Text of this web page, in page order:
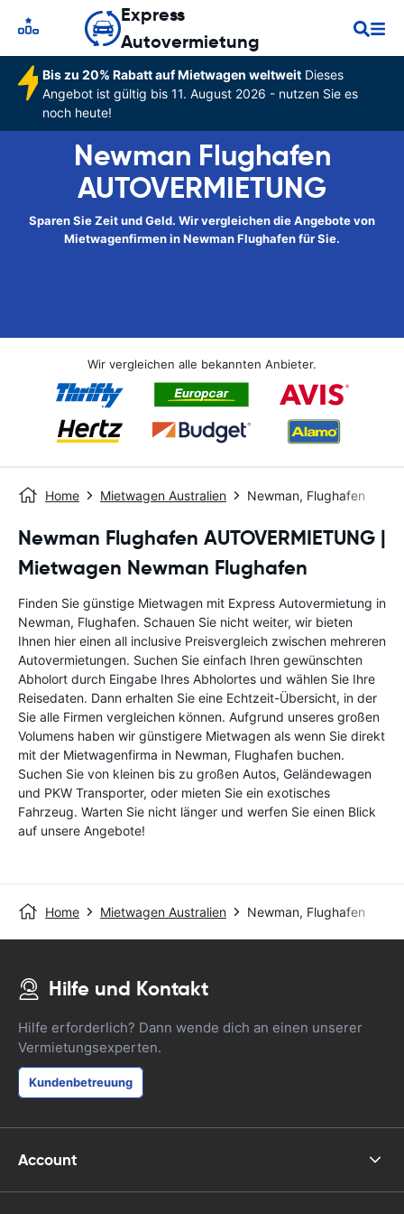
Express
Autovermietung
Bis zu 20% Rabatt auf Mietwagen weltweitDieses
Angebot ist gültig bis 11. August 2026 - nutzen Sie es
noch heute!
Newman Flughafen
AUTOVERMIETUNG
Sparen Sie Zeit und Geld. Wir vergleichen die Angebote von
Mietwagenfirmen in Newman Flughafen für Sie.
Wir vergleichen alle bekannten Anbieter.
Home Mietwagen Australien Newman, Flughafen
Newman Flughafen AUTOVERMIETUNG |
Mietwagen Newman Flughafen
Finden Sie günstige Mietwagen mit Express Autovermietung in
Newman, Flughafen. Schauen Sie nicht weiter, wir bieten
Ihnen hier einen all inclusive Preisvergleich zwischen mehreren
Autovermietungen. Suchen Sie einfach Ihren gewünschten
Abholort durch Eingabe Ihres Abholortes und wählen Sie Ihre
Reisedaten. Dann erhalten Sie eine Echtzeit-Übersicht, in der
Sie alle Firmen vergleichen können. Aufgrund unseres großen
Volumens haben wir günstigere Mietwagen als wenn Sie direkt
mit der Mietwagenfirma in Newman, Flughafen buchen.
Suchen Sie von kleinen bis zu großen Autos, Geländewagen
und PKW Transporter, oder mieten Sie ein exotisches
Fahrzeug. Warten Sie nicht länger und werfen Sie einen Blick
auf unsere Angebote!
Home Mietwagen Australien Newman, Flughafen
Hilfe und Kontakt
Hilfe erforderlich? Dann wende dich an einen unserer
Vermietungsexperten.
Kundenbetreuung
Account